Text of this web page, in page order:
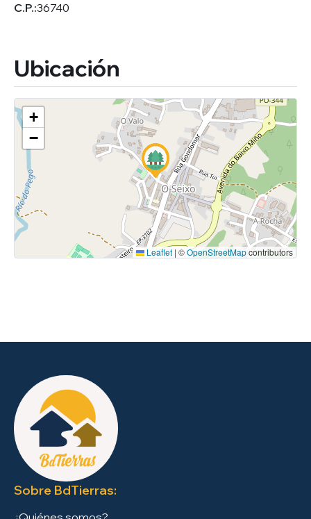
C.P.:36740
Ubicación
+
−
Leaflet | ©OpenStreetMapcontributors
Sobre BdTierras: